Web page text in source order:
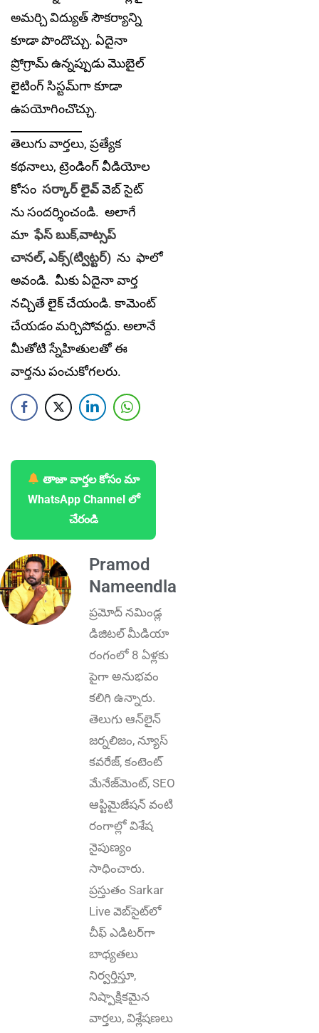
అమర్చి విద్యుత్ సౌక‌ర్యాన్ని
కూడా పొందొచ్చు. ఏదైనా
ప్రోగ్రామ్ ఉన్న‌ప్పుడు మొబైల్
లైటింగ్ సిస్టమ్‌గా కూడా
ఉపయోగించొచ్చు.
తెలుగు వార్తలు, ప్రత్యేక
కథనాలు, ట్రెండింగ్ వీడియోల
కోసం సర్కార్ లైవ్వెబ్ సైట్
ను సందర్శించండి. అలాగే
మాఫేస్ బుక్,వాట్సప్
చానల్,ఎక్స్(ట్విట్టర్) ను ఫాలో
అవండి. మీకు ఏదైనా వార్త
నచ్చితే లైక్ చేయండి. కామెంట్
చేయడం మర్చిపోవద్దు. అలానే
మీతోటి స్నేహితులతో ఈ
వార్తను పంచుకోగలరు.
తాజా వార్తల కోసం మా
WhatsApp Channel లో
చేరండి
Pramod
Nameendla
ప్ర‌మోద్ న‌మిండ్ల‌
డిజిట‌ల్ మీడియా
రంగంలో 8 ఏళ్లకు
పైగా అనుభ‌వం
కలిగి ఉన్నారు.
తెలుగు ఆన్‌లైన్‌
జర్నలిజం, న్యూస్
కవరేజ్‌, కంటెంట్
మేనేజ్‌మెంట్‌, SEO
ఆప్టిమైజేషన్‌ వంటి
రంగాల్లో విశేష
నైపుణ్యం
సాధించారు.
ప్రస్తుతం Sarkar
Live వెబ్‌సైట్‌లో
చీఫ్ ఎడిటర్‌గా
బాధ్యతలు
నిర్వర్తిస్తూ,
నిష్పాక్షికమైన
వార్తలు, విశ్లేషణలు